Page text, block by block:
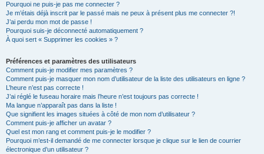
Pourquoi ne puis-je pas me connecter ?
Je m’étais déjà inscrit par le passé mais ne peux à présent plus me connecter ?!
J’ai perdu mon mot de passe !
Pourquoi suis-je déconnecté automatiquement ?
À quoi sert « Supprimer les cookies » ?
Préférences et paramètres des utilisateurs
Comment puis-je modifier mes paramètres ?
Comment puis-je masquer mon nom d’utilisateur de la liste des utilisateurs en ligne ?
L’heure n’est pas correcte !
J’ai réglé le fuseau horaire mais l’heure n’est toujours pas correcte !
Ma langue n’apparaît pas dans la liste !
Que signifient les images situées à côté de mon nom d’utilisateur ?
Comment puis-je afficher un avatar ?
Quel est mon rang et comment puis-je le modifier ?
Pourquoi m’est-il demandé de me connecter lorsque je clique sur le lien de courrier
électronique d’un utilisateur ?